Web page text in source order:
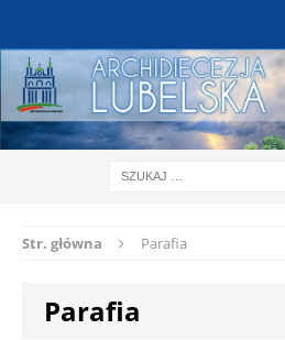
Str. główna Parafia
Parafia